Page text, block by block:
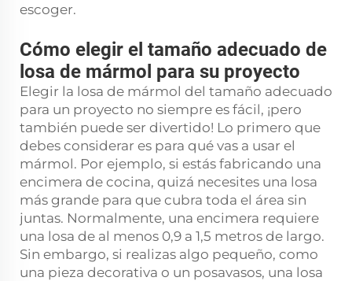
escoger.
Cómo elegir el tamaño adecuado de
losa de mármol para su proyecto
Elegir la losa de mármol del tamaño adecuado
para un proyecto no siempre es fácil, ¡pero
también puede ser divertido! Lo primero que
debes considerar es para qué vas a usar el
mármol. Por ejemplo, si estás fabricando una
encimera de cocina, quizá necesites una losa
más grande para que cubra toda el área sin
juntas. Normalmente, una encimera requiere
una losa de al menos 0,9 a 1,5 metros de largo.
Sin embargo, si realizas algo pequeño, como
una pieza decorativa o un posavasos, una losa